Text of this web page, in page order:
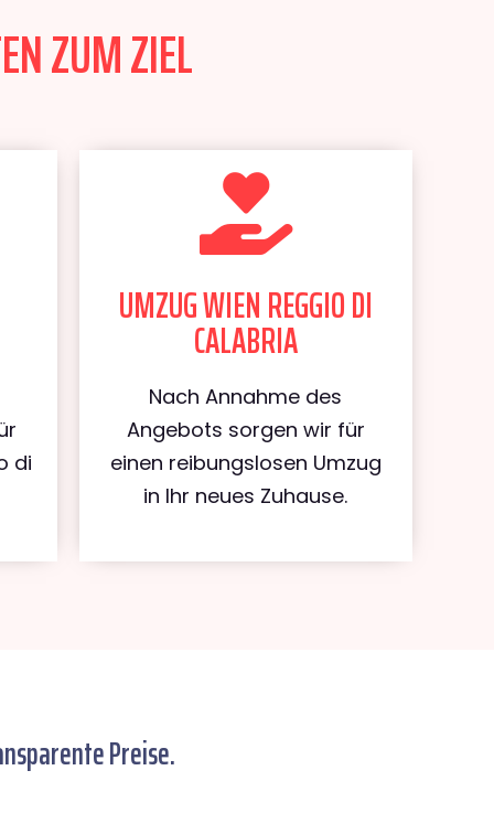
ZUM ZIEL
di
UMZUG WIEN REGGIO DI
CALABRIA
Nach Annahme des
Angebots sorgen wir für
einen reibungslosen Umzug
in Ihr neues Zuhause.
Preise.